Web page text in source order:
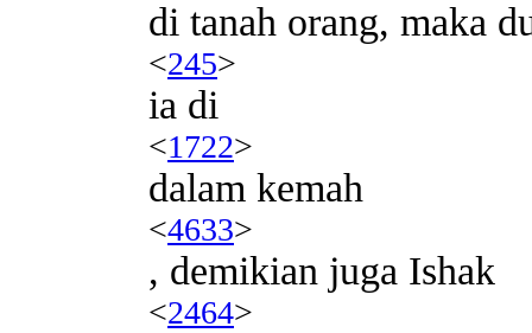
di tanah orang, maka
<245>
ia di
<1722>
dalam kemah
<4633>
, demikian juga Ishak
<2464>